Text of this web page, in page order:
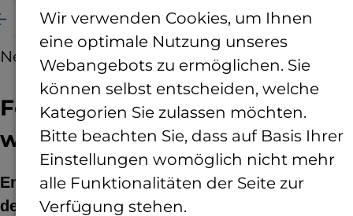
Fortbildung für Lehrkräfte weckt Begeisterung
News 08.07.2024
Fortbildung für Lehrkräfte
weckt Begeisterung
Ende Juni tauchten elf Lehrkräfte im Rahmen
der Fortbildung „3D-Druck für Schulen“ an der
Wir verwenden Cookies, um Ihnen
eine optimale Nutzung unseres
Webangebots zu ermöglichen. Sie
können selbst entscheiden, welche
Kategorien Sie zulassen möchten.
Bitte beachten Sie, dass auf Basis Ihrer
Einstellungen womöglich nicht mehr
alle Funktionalitäten der Seite zur
Verfügung stehen.